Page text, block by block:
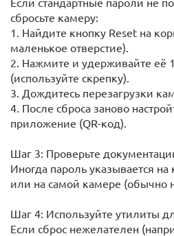
сбросьте камеру:
1. Найдите кнопку Reset на
маленькое отверстие).
2. Нажмите и удерживайте её
(используйте скрепку).
3. Дождитесь перезагрузки
4. После сброса заново
приложение (QR-код).
Шаг 3: Проверьте
Иногда пароль указывается
или на самой камере (обычно
Шаг 4: Используйте утилиты
Если сброс нежелателен